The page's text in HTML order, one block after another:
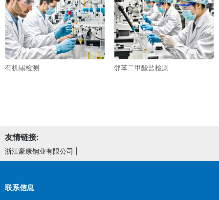
有机锡检测 邻苯二甲酸盐检测
友情链接:
浙江豪康钢业有限公司
联系信息